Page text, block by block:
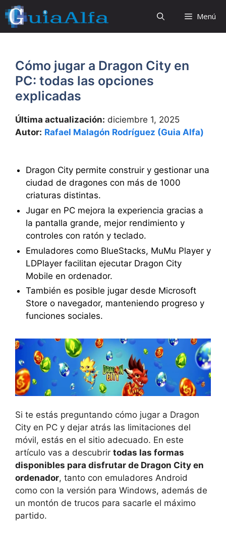
Saltar
al
contenido
Menú
Cómo jugar a Dragon City en
PC: todas las opciones
explicadas
Última actualización: diciembre 1, 2025
Autor: Rafael Malagón Rodríguez (Guia Alfa)
Dragon City permite construir y gestionar una
ciudad de dragones con más de 1000
criaturas distintas.
Jugar en PC mejora la experiencia gracias a
la pantalla grande, mejor rendimiento y
controles con ratón y teclado.
Emuladores como BlueStacks, MuMu Player y
LDPlayer facilitan ejecutar Dragon City
Mobile en ordenador.
También es posible jugar desde Microsoft
Store o navegador, manteniendo progreso y
funciones sociales.
Si te estás preguntando cómo jugar a Dragon
City en PC y dejar atrás las limitaciones del
móvil, estás en el sitio adecuado. En este
artículo vas a descubrir todas las formas
disponibles para disfrutar de Dragon City en
ordenador, tanto con emuladores Android
como con la versión para Windows, además de
un montón de trucos para sacarle el máximo
partido.